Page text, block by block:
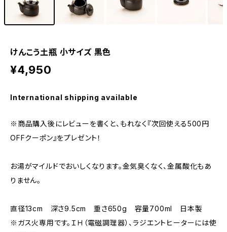
けんこう土瓶 小サイズ 黒色
¥4,950
International shipping available
※商品購入後にレビューを書くと、もれなく『次回使える500円
OFFクーポン』をプレゼント！
お湯がマイルドでおいしくなります。金気臭くなく、金属酸化もあ
りません。
直径13cm 深さ9.5cm 重さ650g 容量700ml 日本製
※ガス火専用です。ＩＨ（電磁調理器）、ラジエントヒーターには使